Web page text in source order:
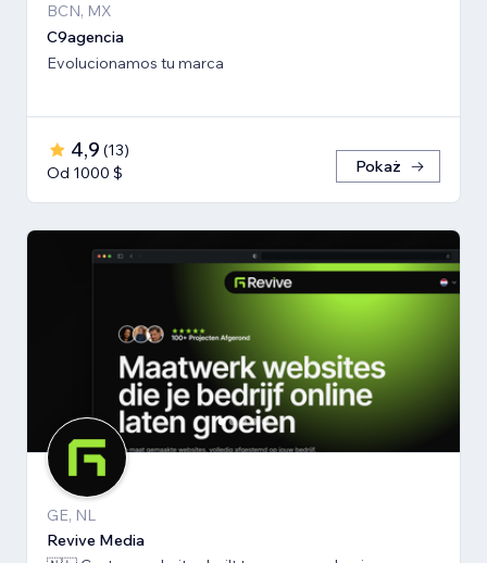
BCN, MX
C9agencia
Evolucionamos tu marca
4,9 (13)
Od 1000 $
Pokaż
GE, NL
Revive Media